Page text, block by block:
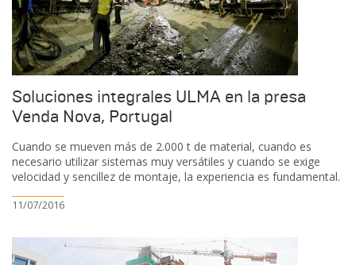
Soluciones integrales ULMA en la presa
Venda Nova, Portugal
Cuando se mueven más de 2.000 t de material, cuando es
necesario utilizar sistemas muy versátiles y cuando se exige
velocidad y sencillez de montaje, la experiencia es fundamental.
11/07/2016